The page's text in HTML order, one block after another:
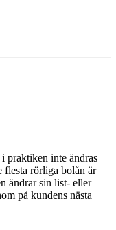
praktiken inte ändras
flesta rörliga bolån är
ändrar sin list- eller
på kundens nästa